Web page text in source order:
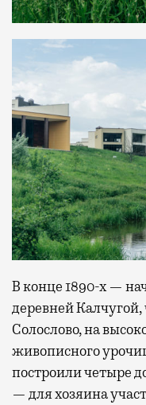
В конце 1890-х —
деревней
Солослово, на
живописного
построили четыре
— для хозяина